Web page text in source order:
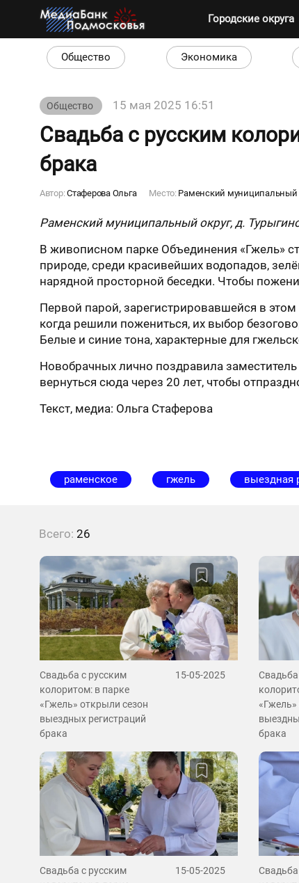
Городские округа
Общество Экономика
Общество 15 мая 2025 16:51
Свадьба с русским
брака
Автор:Стаферова Ольга Место: Раменский муниципальный
Раменский муниципальный округ, д.
В живописном парке Объединения «Гжель»
природе, среди красивейших водопадов,
нарядной просторной беседки. Чтобы
Первой парой, зарегистрировавшейся в
когда решили пожениться, их выбор
Белые и синие тона, характерные для
Новобрачных лично поздравила
вернуться сюда через 20 лет, чтобы
Текст, медиа: Ольга Стаферова
раменское гжель выездная
Всего: 26
Свадьба с русским
колоритом: в парке
«Гжель» открыли сезон
выездных регистраций
брака
15-05-2025
брака
Свадьба с русским
15-05-2025